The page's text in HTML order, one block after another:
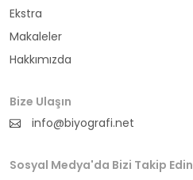
Ekstra
Makaleler
Hakkımızda
Bize Ulaşın
info@biyografi.net
Sosyal Medya'da Bizi Takip Edin